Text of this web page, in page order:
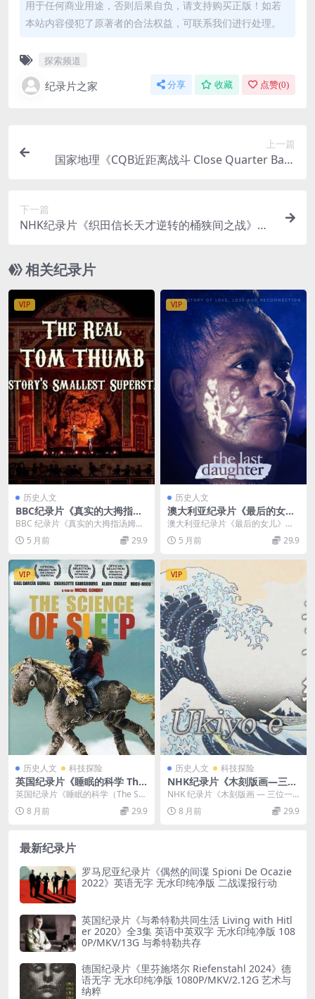
用于任何商业用途，否则后果自负，请支持购买正版！如若
本站内容侵犯了原著者的合法权益，可联系我们进行处理。
探索频道
纪录片之家 分享 收藏 点赞(0)
上一篇
国家地理《CQB近距离战斗 Close Quarter Battl
下一篇
NHK纪录片《织田信长天才逆转的桶狭间之战》日
相关纪录片
VIP
历史人文
BBC纪录片《真实的大拇指汤
姆：史上最小的侏儒明星 The
Real Tom Thumb History’s
Smallest Superstar 2014》
大拇指汤姆纪录片下载
BBC 纪录片《真实的大拇指汤姆：
史上最小的侏儒明星》（The Real
Tom...5 月前 29.9
VIP
历史人文
澳大利亚纪录片《最后的女儿
The Last Daughter 2022》
英语中英双字 官方纯净版 108
0P/MKV/1.6G 被隐藏的身份
澳大利亚纪录片《最后的女儿》（T
he Last Daughter 2022）：身...
5 月前 29.9
VIP
历史人文 科技探险
英国纪录片《睡眠的科学 The
Science of Sleep 2016》英语
中英双字 官方纯净版 1080P/
MKV/693M 睡眠的科学
英国纪录片《睡眠的科学（The Sci
ence of Sleep 2016）》，...
8 月前 29.9
VIP
历史人文 科技探险
NHK纪录片《木刻版画—三位
一体的手工之美 Woodblock
Prints Beauty in the Hands
of a Trinity of Artists 201
NHK 纪录片《木刻版画 — 三位一
体的手工之美》：解锁日本传统木
板印刷的匠心密...
8 月前 29.9
最新纪录片
罗马尼亚纪录片《偶然的间谍 Spioni De Ocazie
2022》英语无字 无水印纯净版 二战谍报行动
英国纪录片《与希特勒共同生活 Living with Hitl
er 2020》全3集 英语中英双字 无水印纯净版 108
0P/MKV/13G 与希特勒共存
德国纪录片《里芬施塔尔 Riefenstahl 2024》德
语无字 无水印纯净版 1080P/MKV/2.12G 艺术与
纳粹